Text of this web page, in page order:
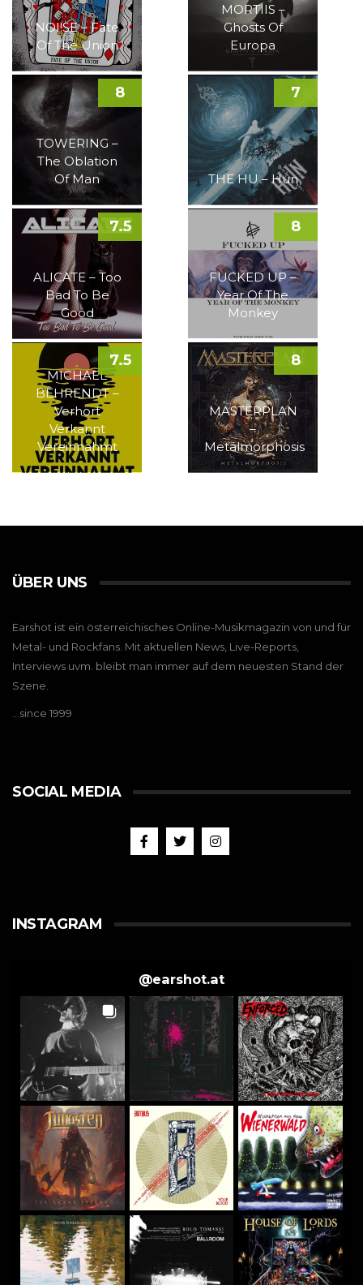
NOI!SE – Fate
Of The Union
MORTIIS –
Ghosts Of
Europa
TOWERING –
The Oblation
Of Man
8
THE HU – Hun
7
ALICATE – Too
Bad To Be
Good
7.5
FUCKED UP –
Year Of The
Monkey
8
MICHAEL
BEHRENDT –
Verhört
Verkannt
Vereinnahmt
7.5
MASTERPLAN
–
Metalmorphosis
8
ÜBER UNS
Earshot ist ein österreichisches Online-Musikmagazin von und für
Metal- und Rockfans. Mit aktuellen News, Live-Reports,
Interviews uvm. bleibt man immer auf dem neuesten Stand der
Szene.
…since 1999
SOCIAL MEDIA
INSTAGRAM
@earshot.at